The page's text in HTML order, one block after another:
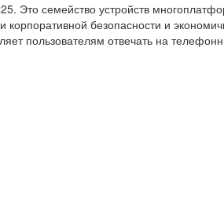
Это семейство устройств
безопасности и
пользователям отвечать на